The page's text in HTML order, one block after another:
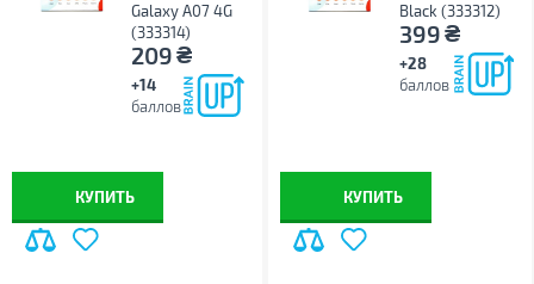
Galaxy A07 4G
(333314)
209₴
+14
баллов
КУПИТЬ
Black (333312)
399₴
+28
баллов
КУПИТЬ